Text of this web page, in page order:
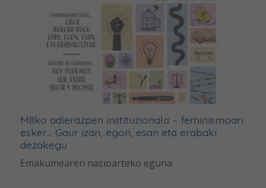
M8ko adierazpen instituzionala – feminismoari
esker… Gaur izan, egon, esan eta erabaki
dezakegu
Emakumearen nazioarteko eguna